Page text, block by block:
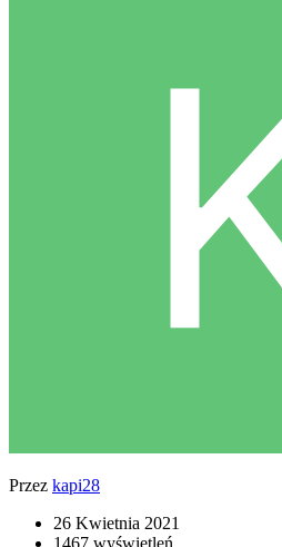
Przez kapi28
26 Kwietnia 2021